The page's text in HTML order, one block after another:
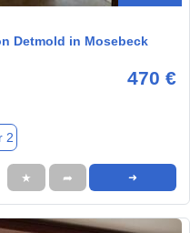
Detmold in Mosebeck
470 €
2
★ ➦ ➜